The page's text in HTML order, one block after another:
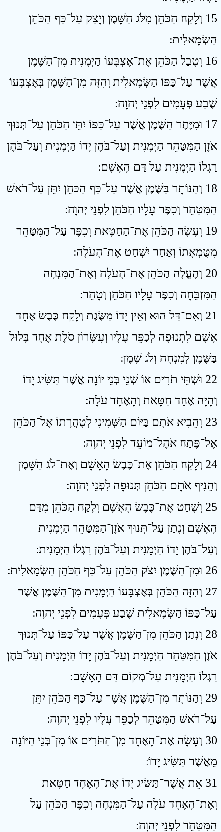
15 וְלָקַח הַכֹּהֵן מִלֹּג הַשָּׁמֶן וְיָצַק עַל־כַּף הַכֹּהֵן
הַשְּׂמָאלִית ׃
16 וְטָבַל הַכֹּהֵן אֶת־אֶצְבָּעוֹ הַיְמָנִית מִן־הַשֶּׁמֶן
אֲשֶׁר עַל־כַּפּוֹ הַשְּׂמָאלִית וְהִזָּה מִן־הַשֶּׁמֶן בְּאֶצְבָּעוֹ
שֶׁבַע פְּעָמִים לִפְנֵי יְהוָה ׃
17 וּמִיֶּתֶר הַשֶּׁמֶן אֲשֶׁר עַל־כַּפּוֹ יִתֵּן הַכֹּהֵן עַל־תְּנוּךְ
אֹזֶן הַמִּטַּהֵר הַיְמָנִית וְעַל־בֹּהֶן יָדוֹ הַיְמָנִית וְעַל־בֹּהֶן
רַגְלוֹ הַיְמָנִית עַל דַּם הָאָשָׁם ׃
18 וְהַנּוֹתָר בַּשֶּׁמֶן אֲשֶׁר עַל־כַּף הַכֹּהֵן יִתֵּן עַל־רֹאשׁ
הַמִּטַּהֵר וְכִפֶּר עָלָיו הַכֹּהֵן לִפְנֵי יְהוָה ׃
19 וְעָשָׂה הַכֹּהֵן אֶת־הַחַטָּאת וְכִפֶּר עַל־הַמִּטַּהֵר
מִטֻּמְאָתוֹ וְאַחַר יִשְׁחַט אֶת־הָעֹלָה ׃
20 וְהֶעֱלָה הַכֹּהֵן אֶת־הָעֹלָה וְאֶת־הַמִּנְחָה
הַמִּזְבֵּחָה וְכִפֶּר עָלָיו הַכֹּהֵן וְטָהֵר ׃
21 וְאִם־דַּל הוּא וְאֵין יָדוֹ מַשֶּׂגֶת וְלָקַח כֶּבֶשׂ אֶחָד
אָשָׁם לִתְנוּפָה לְכַפֵּר עָלָיו וְעִשָּׂרוֹן סֹלֶת אֶחָד בָּלוּל
בַּשֶּׁמֶן לְמִנְחָה וְלֹג שָׁמֶן ׃
22 וּשְׁתֵּי תֹרִים אוֹ שְׁנֵי בְּנֵי יוֹנָה אֲשֶׁר תַּשִּׂיג יָדוֹ
וְהָיָה אֶחָד חַטָּאת וְהָאֶחָד עֹלָה ׃
23 וְהֵבִיא אֹתָם בַּיּוֹם הַשְּׁמִינִי לְטָהֳרָתוֹ אֶל־הַכֹּהֵן
אֶל־פֶּתַח אֹהֶל־מוֹעֵד לִפְנֵי יְהוָה ׃
24 וְלָקַח הַכֹּהֵן אֶת־כֶּבֶשׂ הָאָשָׁם וְאֶת־לֹג הַשָּׁמֶן
וְהֵנִיף אֹתָם הַכֹּהֵן תְּנוּפָה לִפְנֵי יְהוָה ׃
25 וְשָׁחַט אֶת־כֶּבֶשׂ הָאָשָׁם וְלָקַח הַכֹּהֵן מִדַּם
הָאָשָׁם וְנָתַן עַל־תְּנוּךְ אֹזֶן־הַמִּטַּהֵר הַיְמָנִית
וְעַל־בֹּהֶן יָדוֹ הַיְמָנִית וְעַל־בֹּהֶן רַגְלוֹ הַיְמָנִית ׃
26 וּמִן־הַשֶּׁמֶן יִצֹק הַכֹּהֵן עַל־כַּף הַכֹּהֵן הַשְּׂמָאלִית ׃
27 וְהִזָּה הַכֹּהֵן בְּאֶצְבָּעוֹ הַיְמָנִית מִן־הַשֶּׁמֶן אֲשֶׁר
עַל־כַּפּוֹ הַשְּׂמָאלִית שֶׁבַע פְּעָמִים לִפְנֵי יְהוָה ׃
28 וְנָתַן הַכֹּהֵן מִן־הַשֶּׁמֶן אֲשֶׁר עַל־כַּפּוֹ עַל־תְּנוּךְ
אֹזֶן הַמִּטַּהֵר הַיְמָנִית וְעַל־בֹּהֶן יָדוֹ הַיְמָנִית וְעַל־בֹּהֶן
רַגְלוֹ הַיְמָנִית עַל־מְקוֹם דַּם הָאָשָׁם ׃
29 וְהַנּוֹתָר מִן־הַשֶּׁמֶן אֲשֶׁר עַל־כַּף הַכֹּהֵן יִתֵּן
עַל־רֹאשׁ הַמִּטַּהֵר לְכַפֵּר עָלָיו לִפְנֵי יְהוָה ׃
30 וְעָשָׂה אֶת־הָאֶחָד מִן־הַתֹּרִים אוֹ מִן־בְּנֵי הַיּוֹנָה
מֵאֲשֶׁר תַּשִּׂיג יָדוֹ ׃
31 אֵת אֲשֶׁר־תַּשִּׂיג יָדוֹ אֶת־הָאֶחָד חַטָּאת
וְאֶת־הָאֶחָד עֹלָה עַל־הַמִּנְחָה וְכִפֶּר הַכֹּהֵן עַל
הַמִּטַּהֵר לִפְנֵי יְהוָה ׃